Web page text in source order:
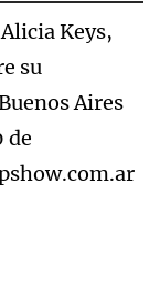
Keys,
su
Aires
de